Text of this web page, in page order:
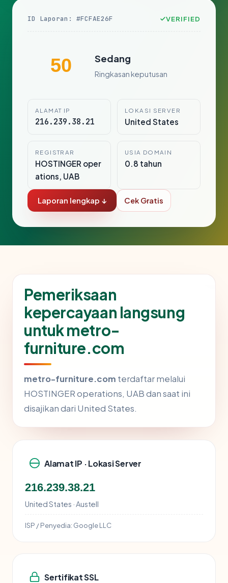
ID Laporan: #FCFAE26F VERIFIED
50 Sedang
Ringkasan keputusan
ALAMAT IP
216.239.38.21
LOKASI SERVER
United States
REGISTRAR
HOSTINGER oper
ations, UAB
USIA DOMAIN
0.8 tahun
Laporan lengkap ↓ Cek Gratis
Pemeriksaan
kepercayaan langsung
untuk metro-
furniture.com
metro-furniture.com terdaftar melalui
HOSTINGER operations, UAB dan saat ini
disajikan dari United States.
Alamat IP · Lokasi Server
216.239.38.21
United States · Austell
ISP / Penyedia: Google LLC
Sertifikat SSL